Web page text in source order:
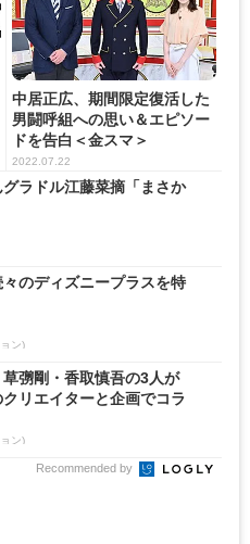
中居正広、期間限定復活した
男闘呼組への思い＆エピソー
ドを告白＜金スマ＞
2022.07.22
ラドル江藤菜摘「まさか
のディズニープラスを特
ン)
彅剛・香取慎吾の3人が
リエイターと企画でコラ
ン)
Recommended by